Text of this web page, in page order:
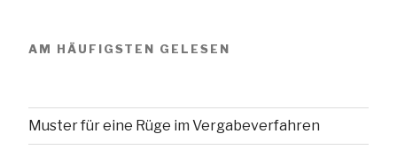
AM HÄUFIGSTEN GELESEN
Muster für eine Rüge im Vergabeverfahren